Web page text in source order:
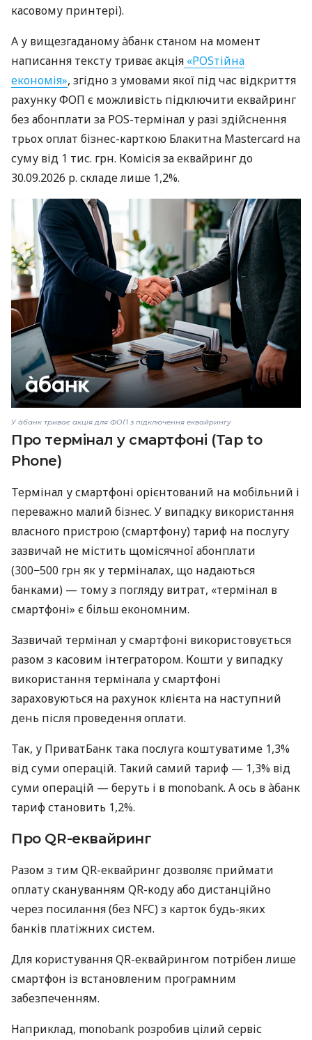
касовому принтері).
А у вищезгаданому àбанк станом на момент
написання тексту триває акція «POSтійна
економія», згідно з умовами якої під час відкриття
рахунку ФОП є можливість підключити еквайринг
без абонплати за POS-термінал у разі здійснення
трьох оплат бізнес-карткою Блакитна Mastercard на
суму від 1 тис. грн. Комісія за еквайринг до
30.09.2026 р. складе лише 1,2%.
У àбанк триває акція для ФОП з підключення еквайрингу
Про термінал у смартфоні (Tap to
Phone)
Термінал у смартфоні орієнтований на мобільний і
переважно малий бізнес. У випадку використання
власного пристрою (смартфону) тариф на послугу
зазвичай не містить щомісячної абонплати
(300−500 грн як у терміналах, що надаються
банками) — тому з погляду витрат, «термінал в
смартфоні» є більш економним.
Зазвичай термінал у смартфоні використовується
разом з касовим інтегратором. Кошти у випадку
використання термінала у смартфоні
зараховуються на рахунок клієнта на наступний
день після проведення оплати.
Так, у ПриватБанк така послуга коштуватиме 1,3%
від суми операцій. Такий самий тариф — 1,3% від
суми операцій — беруть і в monobank. А ось в àбанк
тариф становить 1,2%.
Про QR-еквайринг
Разом з тим QR-еквайринг дозволяє приймати
оплату скануванням QR-коду або дистанційно
через посилання (без NFC) з карток будь-яких
банків платіжних систем.
Для користування QR-еквайрингом потрібен лише
смартфон із встановленим програмним
забезпеченням.
Наприклад, monobank розробив цілий сервіс